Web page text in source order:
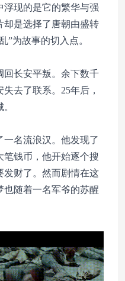
浮现的是它的繁华与强
却是选择了唐朝由盛转
为故事的切入点。
回长安平叛。余下数千
去了联系。25年后，
名流浪汉。他发现了
钱币，他开始逐个搜
发财了。然而剧情在这
也随着一名军爷的苏醒